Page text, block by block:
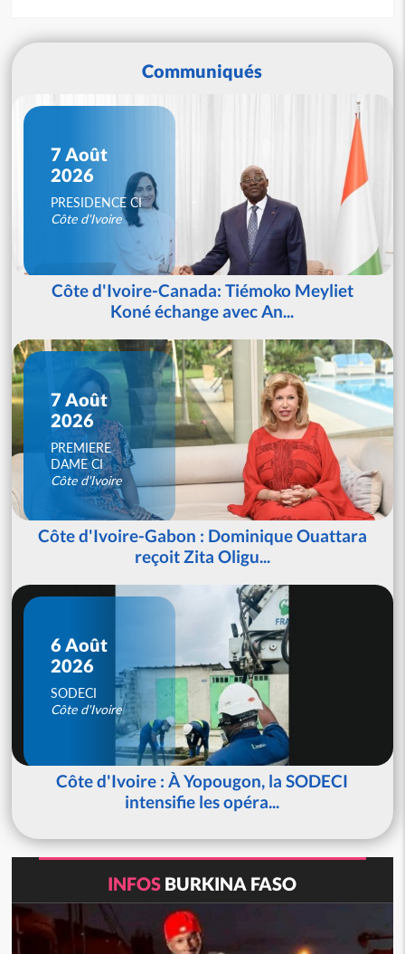
Communiqués
7 Août
2026
PRESIDENCE CI
Côte d'Ivoire
Côte d'Ivoire-Canada: Tiémoko Meyliet
Koné échange avec An...
7 Août
2026
PREMIERE
DAME CI
Côte d'Ivoire
Côte d'Ivoire-Gabon : Dominique Ouattara
reçoit Zita Oligu...
6 Août
2026
SODECI
Côte d'Ivoire
Côte d'Ivoire : À Yopougon, la SODECI
intensifie les opéra...
INFOS BURKINA FASO